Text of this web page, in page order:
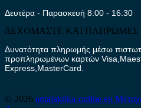
Δευτέρα - Παρασκευή 8:00 - 16:30
ΔΕΧΟΜΑΣΤΕ ΚΑΙ
Δυνατότητα πληρωμής μέσω
προπληρωμένων καρτών
Express,MasterCard.
© 2026 antalaktika-online.eu